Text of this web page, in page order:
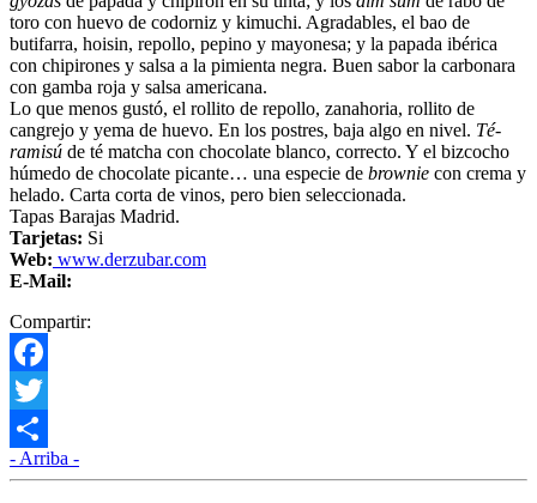
toro con huevo de codorniz y kimuchi. Agradables, el bao de
butifarra, hoisin, repollo, pepino y mayonesa; y la papada ibérica
con chipirones y salsa a la pimienta negra. Buen sabor la carbonara
con gamba roja y salsa americana.
Lo que menos gustó, el rollito de repollo, zanahoria, rollito de
cangrejo y yema de huevo. En los postres, baja algo en nivel. Té-
ramisú de té matcha con chocolate blanco, correcto. Y el bizcocho
húmedo de chocolate picante… una especie de brownie con crema y
helado. Carta corta de vinos, pero bien seleccionada.
Tapas Barajas Madrid.
Tarjetas: Si
Web: www.derzubar.com
E-Mail:
Compartir:
Facebook
Twitter
Compartir
- Arriba -